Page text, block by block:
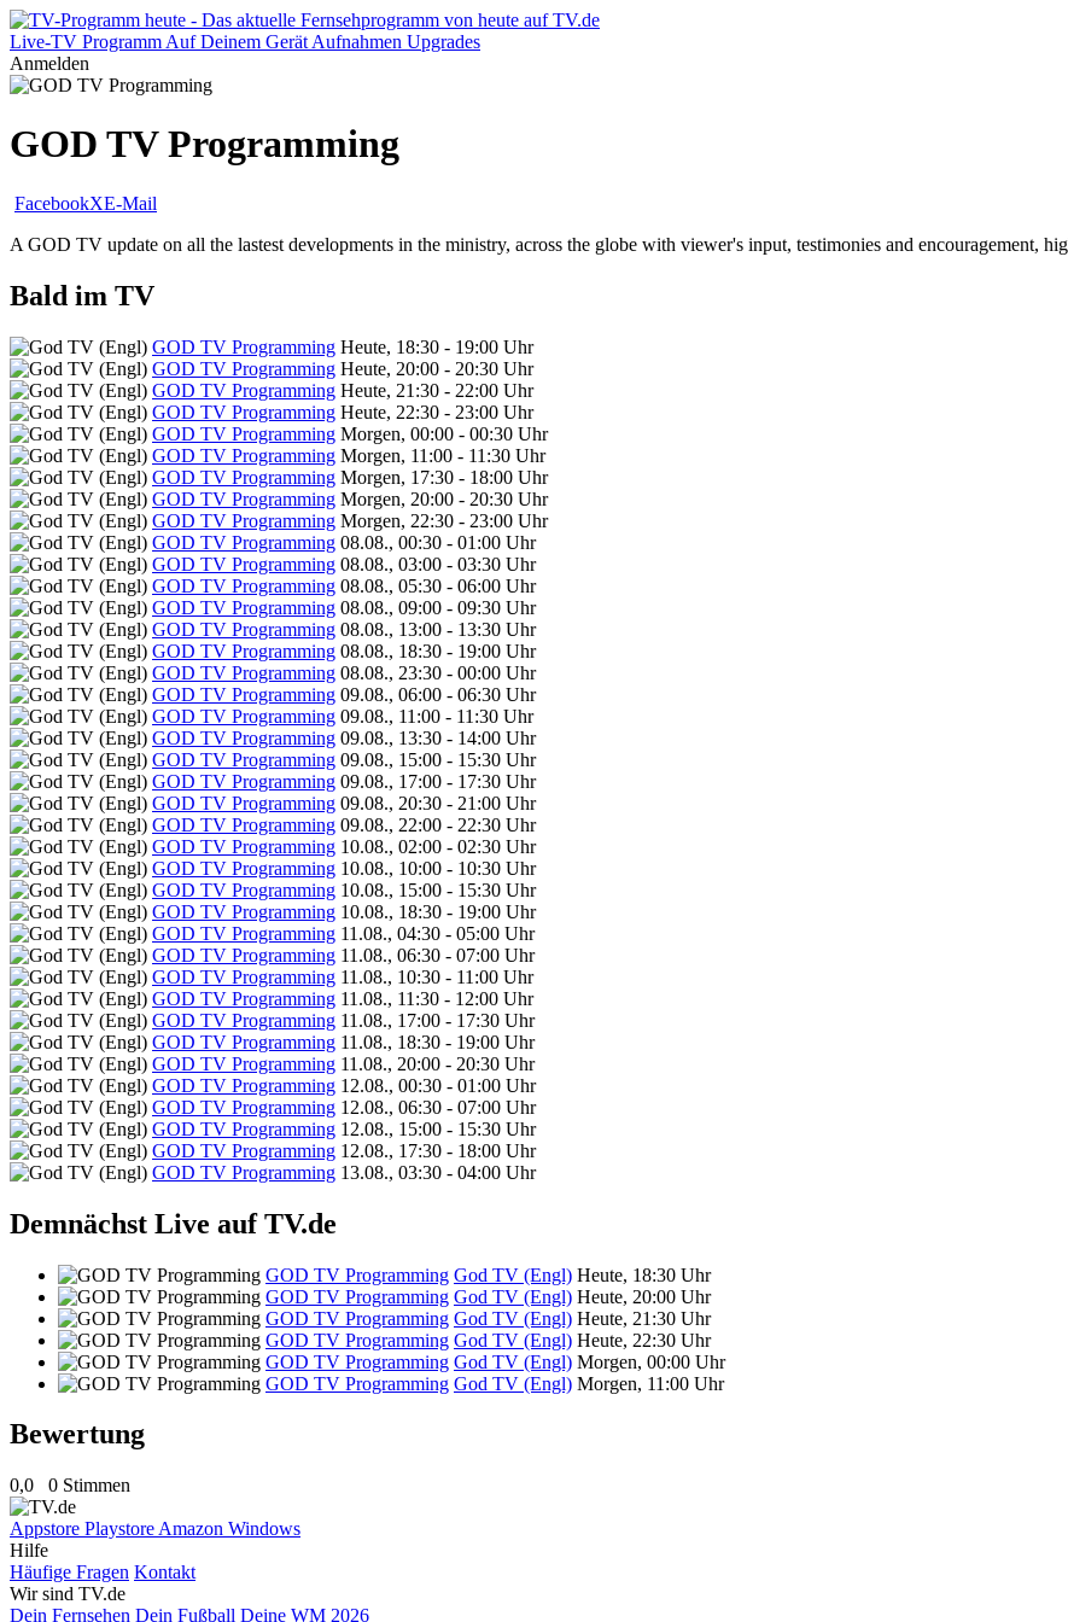
Live-TV Programm Auf Deinem Gerät Aufnahmen Upgrades
Anmelden
GOD TV Programming
FacebookXE-Mail
A GOD TV update on all the lastest developments in the ministry, across the globe with viewer's input, testimonies and encouragement,
Bald im TV
GOD TV Programming Heute, 18:30 - 19:00 Uhr
GOD TV Programming Heute, 20:00 - 20:30 Uhr
GOD TV Programming Heute, 21:30 - 22:00 Uhr
GOD TV Programming Heute, 22:30 - 23:00 Uhr
GOD TV Programming Morgen, 00:00 - 00:30 Uhr
GOD TV Programming Morgen, 11:00 - 11:30 Uhr
GOD TV Programming Morgen, 17:30 - 18:00 Uhr
GOD TV Programming Morgen, 20:00 - 20:30 Uhr
GOD TV Programming Morgen, 22:30 - 23:00 Uhr
GOD TV Programming 08.08., 00:30 - 01:00 Uhr
GOD TV Programming 08.08., 03:00 - 03:30 Uhr
GOD TV Programming 08.08., 05:30 - 06:00 Uhr
GOD TV Programming 08.08., 09:00 - 09:30 Uhr
GOD TV Programming 08.08., 13:00 - 13:30 Uhr
GOD TV Programming 08.08., 18:30 - 19:00 Uhr
GOD TV Programming 08.08., 23:30 - 00:00 Uhr
GOD TV Programming 09.08., 06:00 - 06:30 Uhr
GOD TV Programming 09.08., 11:00 - 11:30 Uhr
GOD TV Programming 09.08., 13:30 - 14:00 Uhr
GOD TV Programming 09.08., 15:00 - 15:30 Uhr
GOD TV Programming 09.08., 17:00 - 17:30 Uhr
GOD TV Programming 09.08., 20:30 - 21:00 Uhr
GOD TV Programming 09.08., 22:00 - 22:30 Uhr
GOD TV Programming 10.08., 02:00 - 02:30 Uhr
GOD TV Programming 10.08., 10:00 - 10:30 Uhr
GOD TV Programming 10.08., 15:00 - 15:30 Uhr
GOD TV Programming 10.08., 18:30 - 19:00 Uhr
GOD TV Programming 11.08., 04:30 - 05:00 Uhr
GOD TV Programming 11.08., 06:30 - 07:00 Uhr
GOD TV Programming 11.08., 10:30 - 11:00 Uhr
GOD TV Programming 11.08., 11:30 - 12:00 Uhr
GOD TV Programming 11.08., 17:00 - 17:30 Uhr
GOD TV Programming 11.08., 18:30 - 19:00 Uhr
GOD TV Programming 11.08., 20:00 - 20:30 Uhr
GOD TV Programming 12.08., 00:30 - 01:00 Uhr
GOD TV Programming 12.08., 06:30 - 07:00 Uhr
GOD TV Programming 12.08., 15:00 - 15:30 Uhr
GOD TV Programming 12.08., 17:30 - 18:00 Uhr
GOD TV Programming 13.08., 03:30 - 04:00 Uhr
Demnächst Live auf TV.de
GOD TV Programming God TV (Engl) Heute, 18:30 Uhr
GOD TV Programming God TV (Engl) Heute, 20:00 Uhr
GOD TV Programming God TV (Engl) Heute, 21:30 Uhr
GOD TV Programming God TV (Engl) Heute, 22:30 Uhr
GOD TV Programming God TV (Engl) Morgen, 00:00 Uhr
GOD TV Programming God TV (Engl) Morgen, 11:00 Uhr
Bewertung
0,0 0 Stimmen
Appstore Playstore Amazon Windows
Hilfe
Häufige Fragen Kontakt
Wir sind TV.de
Dein Fernsehen Dein Fußball Deine WM 2026